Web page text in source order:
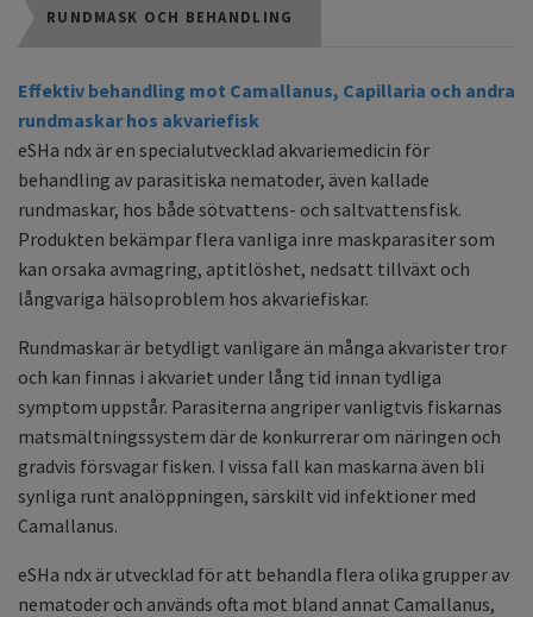
RUNDMASK OCH BEHANDLING
Effektiv behandling mot Camallanus, Capillaria och andra
rundmaskar hos akvariefisk
eSHa ndx är en specialutvecklad akvariemedicin för
behandling av parasitiska nematoder, även kallade
rundmaskar, hos både sötvattens- och saltvattensfisk.
Produkten bekämpar flera vanliga inre maskparasiter som
kan orsaka avmagring, aptitlöshet, nedsatt tillväxt och
långvariga hälsoproblem hos akvariefiskar.
Rundmaskar är betydligt vanligare än många akvarister tror
och kan finnas i akvariet under lång tid innan tydliga
symptom uppstår. Parasiterna angriper vanligtvis fiskarnas
matsmältningssystem där de konkurrerar om näringen och
gradvis försvagar fisken. I vissa fall kan maskarna även bli
synliga runt analöppningen, särskilt vid infektioner med
Camallanus.
eSHa ndx är utvecklad för att behandla flera olika grupper av
nematoder och används ofta mot bland annat Camallanus,